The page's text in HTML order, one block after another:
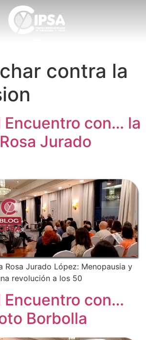
contra la
Encuentro con… la
Jurado
Rosa Jurado López: Menopausia y
revolución a los 50
Encuentro con…
Borbolla